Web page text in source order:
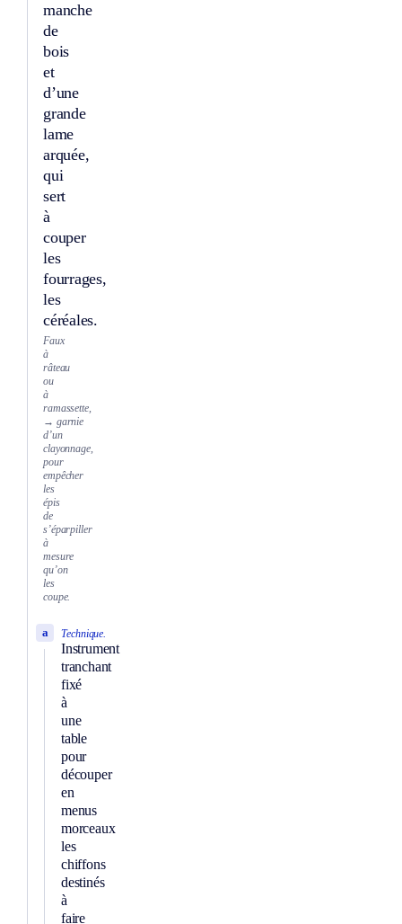
manche
de
bois
et
d’une
grande
lame
arquée,
qui
sert
à
couper
les
fourrages,
les
céréales.
Faux
à
râteau
ou
à
ramassette,
→ garnie
d’un
clayonnage,
pour
empêcher
les
épis
de
s’éparpiller
à
mesure
qu’on
les
coupe.
Technique.
Instrument
tranchant
fixé
à
une
table
pour
découper
en
menus
morceaux
les
chiffons
destinés
à
faire
a